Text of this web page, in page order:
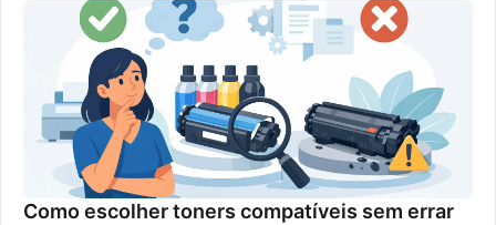
Como escolher toners compatíveis sem errar